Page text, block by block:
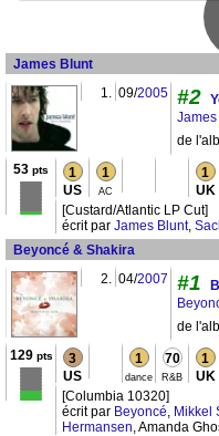
James Blunt
1. 09/2005 #2
de
53 pts 1
US
1
AC
1
UK
[Custard/Atlantic LP Cut]
écrit par James Blunt,
Beyoncé & Shakira
2. 04/2007 #1
de
129pts 3
US
1
dance
70
R&B
1
UK
[Columbia 10320]
écrit par Beyoncé Mikkel
Hermansen , Amanda